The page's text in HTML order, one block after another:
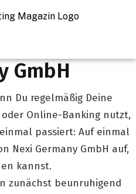
GmbH
Du regelmäßig Deine
Online-Banking nutzt,
passiert: Auf einmal
Nexi Germany GmbH auf,
kannst.
zunächst beunruhigend